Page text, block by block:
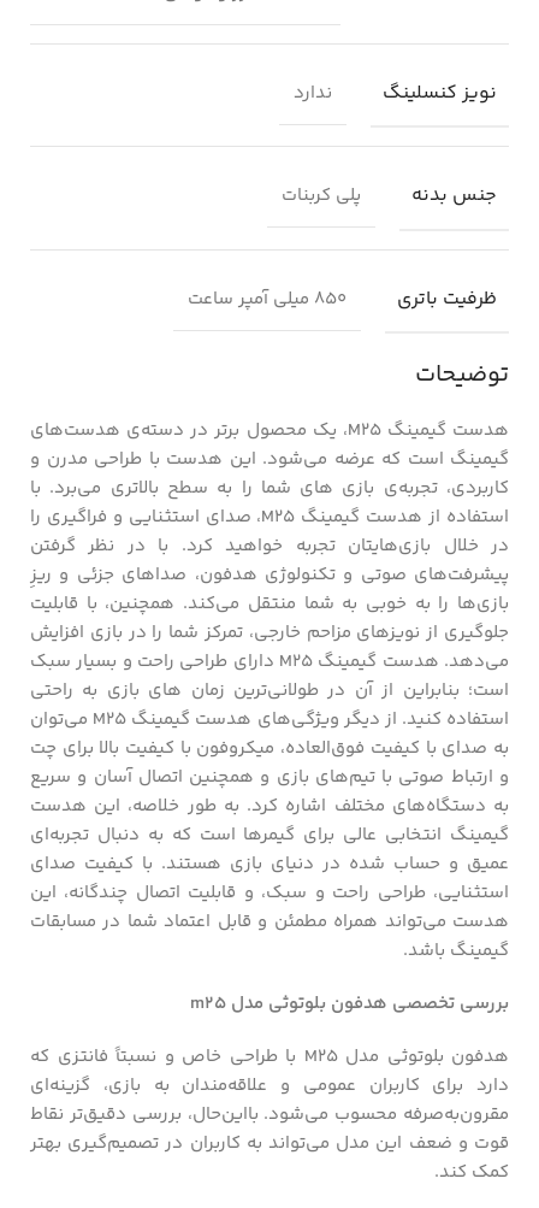
توضیحات
هدست گیمینگ M25، یک محصول برتر در دسته‌ی هدست‌های
گیمینگ است که عرضه می‌شود. این هدست با طراحی مدرن و
کاربردی، تجربه‌ی بازی های شما را به سطح بالاتری می‌برد. با
استفاده از هدست گیمینگ M25، صدای استثنایی و فراگیری را
در خلال بازی‌هایتان تجربه خواهید کرد. با در نظر گرفتن
پیشرفت‌های صوتی و تکنولوژی هدفون، صداهای جزئی و ریزِ
بازی‌ها را به خوبی به شما منتقل می‌کند. همچنین، با قابلیت
جلوگیری از نویزهای مزاحم خارجی، تمرکز شما را در بازی افزایش
می‌دهد. هدست گیمینگ M25 دارای طراحی راحت و بسیار سبک
است؛ بنابراین از آن در طولانی‌ترین زمان های بازی به راحتی
استفاده کنید. از دیگر ویژگی‌های هدست گیمینگ M25 می‌توان
به صدای با کیفیت فوق‌العاده، میکروفون با کیفیت بالا برای چت
و ارتباط صوتی با تیم‌های بازی و همچنین اتصال آسان و سریع
به دستگاه‌های مختلف اشاره کرد. به طور خلاصه، این هدست
گیمینگ انتخابی عالی برای گیمرها است که به دنبال تجربه‌ای
عمیق و حساب شده در دنیای بازی هستند. با کیفیت صدای
استثنایی، طراحی راحت و سبک، و قابلیت اتصال چندگانه، این
هدست می‌تواند همراه مطمئن و قابل اعتماد شما در مسابقات
گیمینگ باشد.
بررسی تخصصی هدفون بلوتوثی مدل m25
هدفون بلوتوثی مدل M25 با طراحی خاص و نسبتاً فانتزی که
دارد برای کاربران عمومی و علاقه‌مندان به بازی، گزینه‌ای
مقرون‌به‌صرفه محسوب می‌شود. بااین‌حال، بررسی دقیق‌تر نقاط
قوت و ضعف این مدل می‌تواند به کاربران در تصمیم‌گیری بهتر
کمک کند.
نویز کنسلینگ ندارد
جنس بدنه پلی کربنات
ظرفیت باتری ۸۵۰ میلی آمپر ساعت